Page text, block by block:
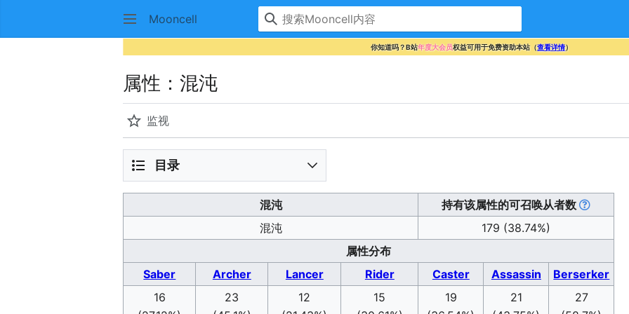
Mooncell
你知道吗？B站年度大会员权益可用于免费资助本站（查看详情）
属性：混沌
监视
目录
混沌
持有该属性的可召唤从者数
混沌
179 (38.74%)
属性分布
Saber
Archer Lancer Rider Caster Assassin
Berserker
16
23
12
15
19
21
27